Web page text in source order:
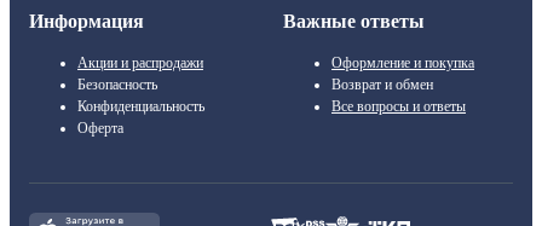
Информация
Акции и распродажи
Безопасность
Конфиденциальность
Оферта
Важные ответы
Оформление и покупка
Возврат и обмен
Все вопросы и ответы